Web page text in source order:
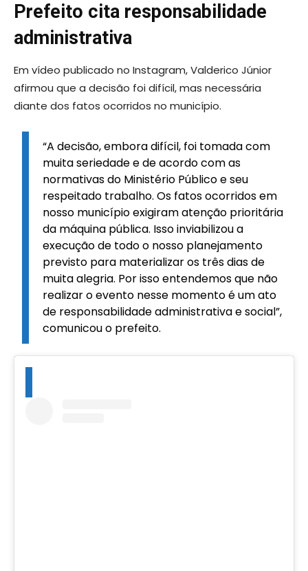
Prefeito cita responsabilidade
administrativa
Em vídeo publicado no Instagram, Valderico Júnior
afirmou que a decisão foi difícil, mas necessária
diante dos fatos ocorridos no município.
“A decisão, embora difícil, foi tomada com
muita seriedade e de acordo com as
normativas do Ministério Público e seu
respeitado trabalho. Os fatos ocorridos em
nosso município exigiram atenção prioritária
da máquina pública. Isso inviabilizou a
execução de todo o nosso planejamento
previsto para materializar os três dias de
muita alegria. Por isso entendemos que não
realizar o evento nesse momento é um ato
de responsabilidade administrativa e social”,
comunicou o prefeito.